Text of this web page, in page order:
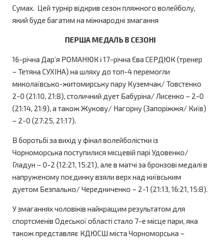
Сумах. Цей турнір відкрив сезон пляжного волейболу,
який буде багатим на міжнародні змагання
ПЕРША МЕДАЛЬ В СЕЗОНІ
16-річна Дар’я РОМАНЮК і 17-річна Єва СЕРДЮК (тренер
– Тетяна СУХІНА) на шляху до топ-4 перемогли
миколаївсько-житомирську пару Куземчак/ Товстенко
2-0 (21:10, 21:8), столичний дует Бабуріна/ Лисенко – 2-0
(21:14, 21:9), а також Жукову/ Нагорну (Запоріжжя/ Київ)
– 2-0 (27:25, 21:17).
В боротьбі за вихід у фінал волейболістки із
Чорноморська поступилися місцевій парі Удовенко/
Гладун – 0-2 (12:21, 15:21), але в матчі за бронзові медалі в
напруженому поєдинку взяли верх над київським
дуетом Безпалько/ Чередниченко – 2-1 (21:13, 16:21, 15:8).
У змаганнях чоловіків найкращим результатом для
спортсменів Одеської області стало 7-е місце пари, яка
також представляє КДЮСШ міста Чорноморська –